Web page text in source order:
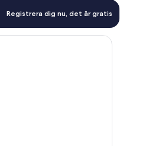
Registrera dig nu, det är gratis